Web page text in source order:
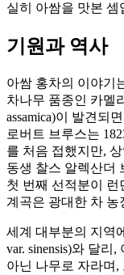
실히 아쌈을 맛본 셈
기원과 역사
아쌈 홍차의 이야기
차나무 품종인 카멜
assamica)이 발견되
로버트 브루스는
를 처음 접했지만,
동생 찰스 알렉산더
첫 번째 선적분이 런
계곡은 광대한 차 농
세계 대부분의 지역
var. sinensis)와 달리
아닌 나무로 자라며